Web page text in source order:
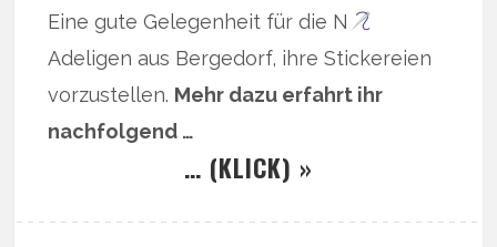
Eine gute Gelegenheit für die N
Adeligen aus Bergedorf, ihre Stickereien
vorzustellen. Mehr dazu erfahrt ihr
nachfolgend …
… (KLICK) »